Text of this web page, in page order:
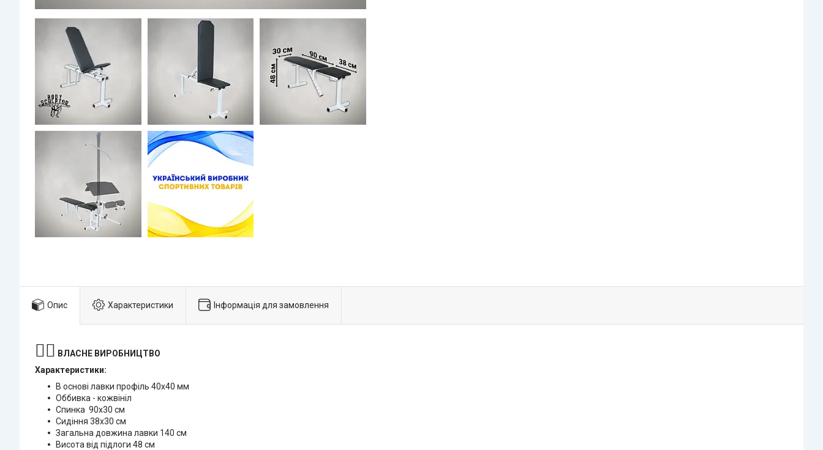
Опис Характеристики Інформація для замовлення
🏋️‍♂️ ВЛАСНЕ ВИРОБНИЦТВО
Характеристики:
В основі лавки профіль 40х40 мм
Оббивка - кожвініл
Спинка 90х30 см
Сидіння 38х30 см
Загальна довжина лавки 140 см
Висота від підлоги 48 см